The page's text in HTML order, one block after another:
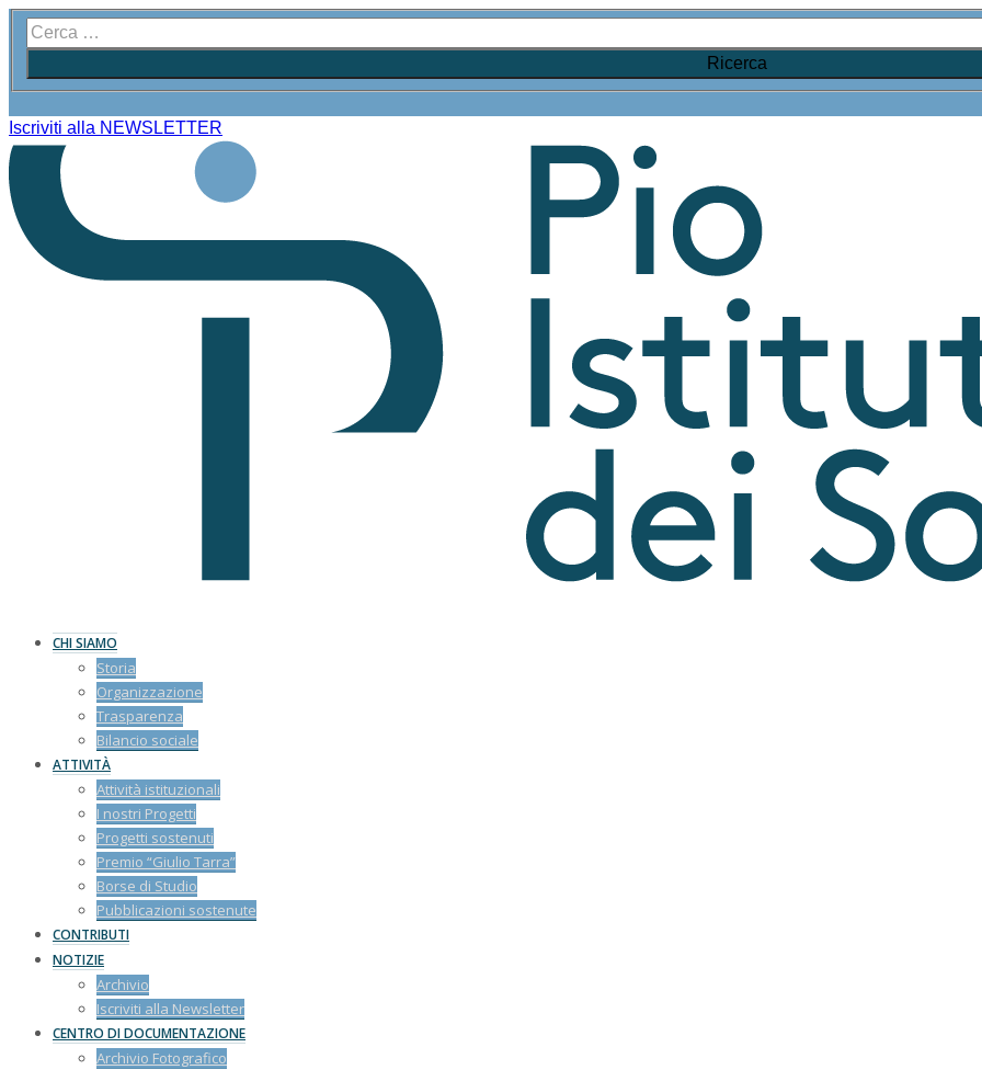
Iscriviti alla NEWSLETTER
CHI SIAMO
Storia
Organizzazione
Trasparenza
Bilancio sociale
ATTIVITÀ
Attività istituzionali
I nostri Progetti
Progetti sostenuti
Premio “Giulio Tarra”
Borse di Studio
Pubblicazioni sostenute
CONTRIBUTI
NOTIZIE
Archivio
Iscriviti alla Newsletter
CENTRO DI DOCUMENTAZIONE
Archivio Fotografico